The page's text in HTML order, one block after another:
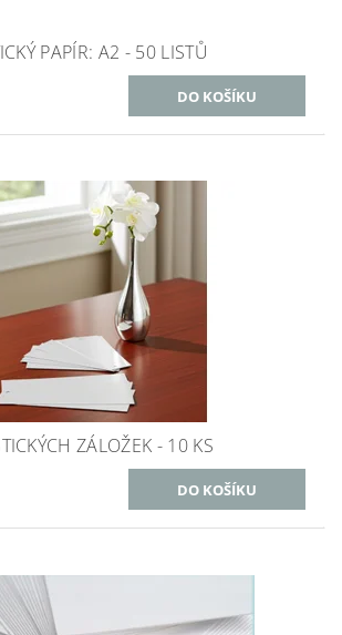
PAPÍR: A2 - 50 LISTŮ
ZÁLOŽEK - 10 KS